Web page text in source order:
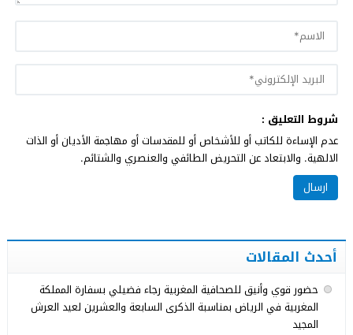
شروط التعليق :
عدم الإساءة للكاتب أو للأشخاص أو للمقدسات أو مهاجمة الأديان أو الذات
الالهية. والابتعاد عن التحريض الطائفي والعنصري والشتائم.
أحدث المقالات
حضور قوي وأنيق للصحافية المغربية رجاء فضيلي بسفارة المملكة
المغربية في الرياض بمناسبة الذكرى السابعة والعشرين لعيد العرش
المجيد